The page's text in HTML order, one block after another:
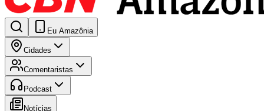
Eu Amazônia
Cidades
Comentaristas
Podcast
Notícias